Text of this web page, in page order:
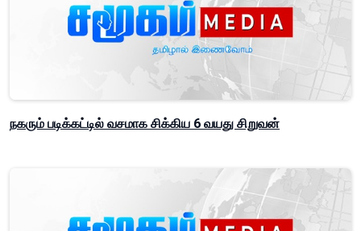
நகரும் படிக்கட்டில் வசமாக சிக்கிய 6 வயது சிறுவன்